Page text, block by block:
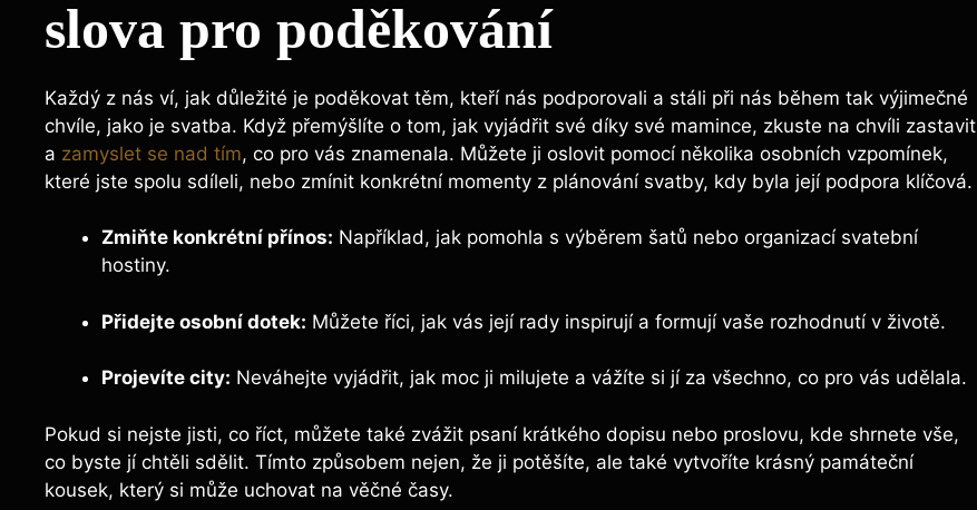
slova pro poděkování
Každý z nás ví, jak důležité je poděkovat těm, kteří nás podporovali a stáli při nás během tak výjimečné
chvíle, jako je svatba. Když přemýšlíte o tom, jak vyjádřit své díky své mamince, zkuste na chvíli zastavit
a zamyslet se nad tím, co pro vás znamenala. Můžete ji oslovit pomocí několika osobních vzpomínek,
které jste spolu sdíleli, nebo zmínit konkrétní momenty z plánování svatby, kdy byla její podpora klíčová.
Zmiňte konkrétní přínos: Například, jak pomohla s výběrem šatů nebo organizací svatební
hostiny.
Přidejte osobní dotek: Můžete říci, jak vás její rady inspirují a formují vaše rozhodnutí v životě.
Projevíte city: Neváhejte vyjádřit, jak moc ji milujete a vážíte si jí za všechno, co pro vás udělala.
Pokud si nejste jisti, co říct, můžete také zvážit psaní krátkého dopisu nebo proslovu, kde shrnete vše,
co byste jí chtěli sdělit. Tímto způsobem nejen, že ji potěšíte, ale také vytvoříte krásný památeční
kousek, který si může uchovat na věčné časy.